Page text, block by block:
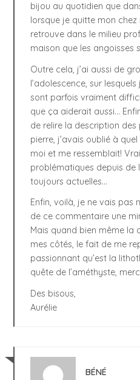
bijou au quotidien que
lorsque je quitte mon
retrouve dans le milieu
maison que les angoisses
Outre cela, j’ai aussi de
l’adolescence, sur
sont parfois vraiment
que ça aiderait aussi…
de relire la description
pierre, j’avais oublié à
moi et me ressemblait!
problématiques depuis de
toujours actuelles…
Enfin, voilà, je ne vais pas
de ce commentaire une
Mais quand bien même la
mes côtés, le fait de me
passionnant qu’est la
quête de l’améthyste,
Des bisous,
Aurélie
BÉNÉ